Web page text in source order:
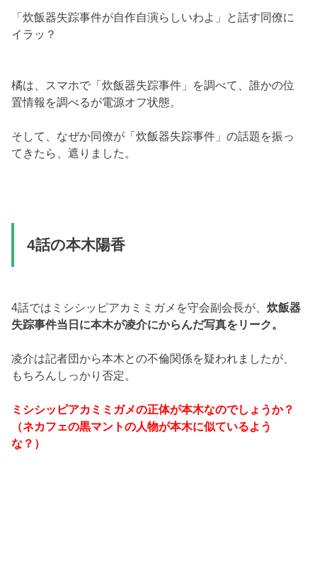
「炊飯器失踪事件が自作自演らしいわよ」と話す同僚に
イラッ？
橘は、スマホで「炊飯器失踪事件」を調べて、誰かの位
置情報を調べるが電源オフ状態。
そして、なぜか同僚が「炊飯器失踪事件」の話題を振っ
てきたら、遮りました。
4話の本木陽香
4話ではミシシッピアカミミガメを守会副会長が、炊飯器
失踪事件当日に本木が凌介にからんだ写真をリーク。
凌介は記者団から本木との不倫関係を疑われましたが、
もちろんしっかり否定。
ミシシッピアカミミガメの正体が本木なのでしょうか？
（ネカフェの黒マントの人物が本木に似ているよう
な？）